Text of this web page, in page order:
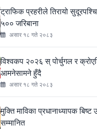
ट्राफिक प्रहरीले तिरायो
५०० जरिबाना
असार १८ गते २०८३
विश्वकप २०२६ स् पोर्चुगल र
आमनेसामने हुँदै
असार १८ गते २०८३
मुक्ति माविका प्रधानाध्यापक
सम्मानित